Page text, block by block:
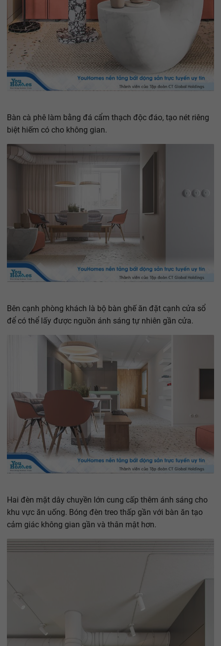
Bàn cà phê làm bằng đá cẩm thạch độc đáo, tạo nét riêng
biệt hiếm có cho không gian.
Bên cạnh phòng khách là bộ bàn ghế ăn đặt cạnh cửa sổ
để có thể lấy được nguồn ánh sáng tự nhiên gần cửa.
Hai đèn mặt dây chuyền lớn cung cấp thêm ánh sáng cho
khu vực ăn uống. Bóng đèn treo thấp gần với bàn ăn tạo
cảm giác không gian gần và thân mật hơn.